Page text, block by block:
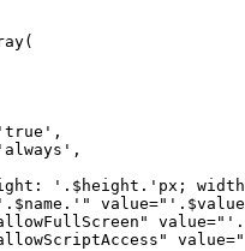
'.$height.'px;